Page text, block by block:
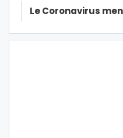
Le Coronavirus